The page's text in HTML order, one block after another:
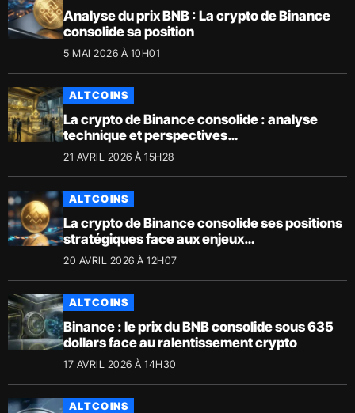
Analyse du prix BNB : La crypto de Binance
consolide sa position
5 MAI 2026 À 10H01
ALTCOINS
La crypto de Binance consolide : analyse
technique et perspectives
macroéconomiques
21 AVRIL 2026 À 15H28
ALTCOINS
La crypto de Binance consolide ses positions
stratégiques face aux enjeux
macroéconomiques
20 AVRIL 2026 À 12H07
ALTCOINS
Binance : le prix du BNB consolide sous 635
dollars face au ralentissement crypto
17 AVRIL 2026 À 14H30
ALTCOINS